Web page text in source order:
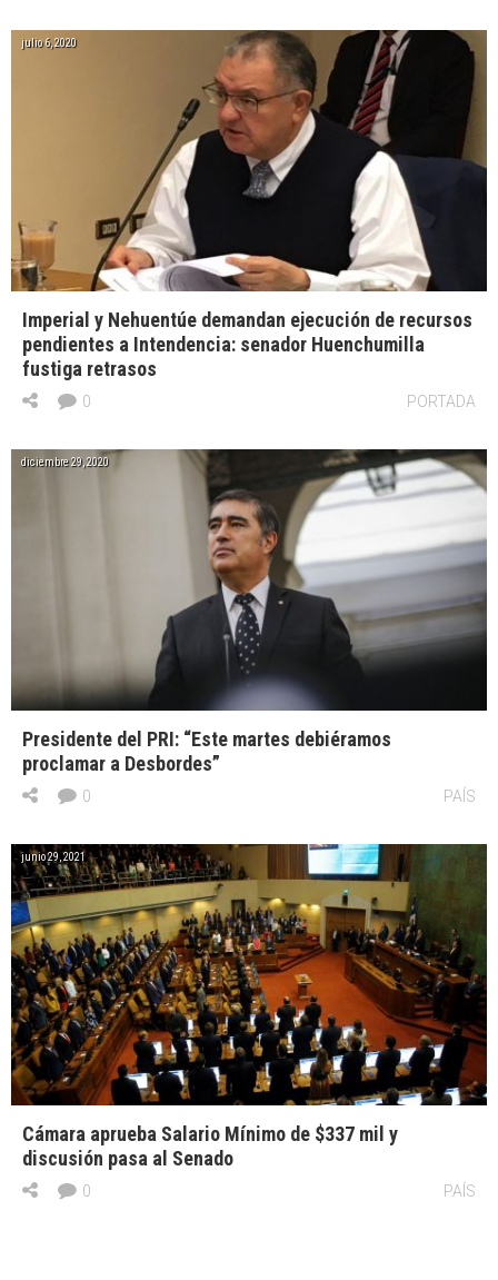
julio 6, 2020
Imperial y Nehuentúe demandan ejecución de recursos
pendientes a Intendencia: senador Huenchumilla
fustiga retrasos
PORTADA
0
diciembre 29, 2020
Presidente del PRI: “Este martes debiéramos
proclamar a Desbordes”
PAÍS
0
junio 29, 2021
Cámara aprueba Salario Mínimo de $337 mil y
discusión pasa al Senado
PAÍS
0